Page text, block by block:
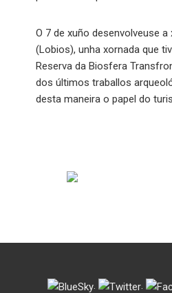
O 7 de xuño desenvolveuse
(Lobios), unha xornada que
Reserva da Biosfera
dos últimos traballos
desta maneira o papel do
. .